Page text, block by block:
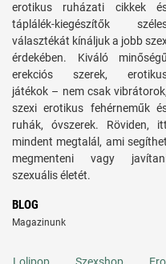
erotikus ruházati cikkek
táplálék-kiegészítők
választékát kínáljuk a jobb
érdekében. Kiváló minőségű
erekciós szerek,
játékok – nem csak vibrátorok,
szexi erotikus fehérneműk
ruhák, óvszerek. Röviden, itt
mindent megtalál, ami segíthet
megmenteni vagy
szexuális életét.
BLOG
Magazinunk